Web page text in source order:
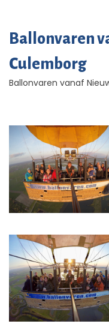
Ballonvaren
Culemborg
Ballonvaren vanaf